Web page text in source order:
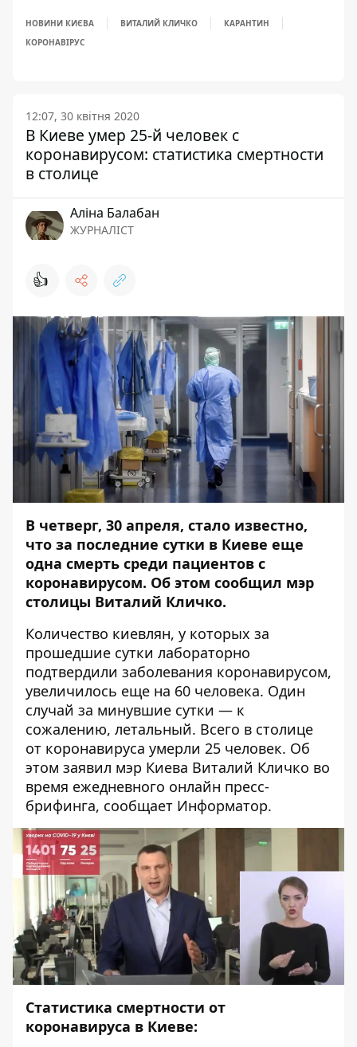
НОВИНИ КИЄВА ВИТАЛИЙ КЛИЧКО
КАРАНТИН
КОРОНАВІРУС
12:07, 30 квітня 2020
В Киеве умер 25-й человек с
коронавирусом: статистика смертности
в столице
Аліна Балабан
ЖУРНАЛІСТ
👍
В четверг, 30 апреля, стало известно,
что за последние сутки в Киеве еще
одна смерть среди пациентов с
коронавирусом. Об этом сообщил мэр
столицы Виталий Кличко.
Количество киевлян, у которых за
прошедшие сутки лабораторно
подтвердили заболевания коронавирусом,
увеличилось еще на 60 человека. Один
случай за минувшие сутки — к
сожалению, летальный. Всего в столице
от коронавируса умерли 25 человек. Об
этом заявил мэр Киева Виталий Кличко во
время ежедневного онлайн пресс-
брифинга, сообщает Информатор.
Статистика смертности от
коронавируса в Киеве: